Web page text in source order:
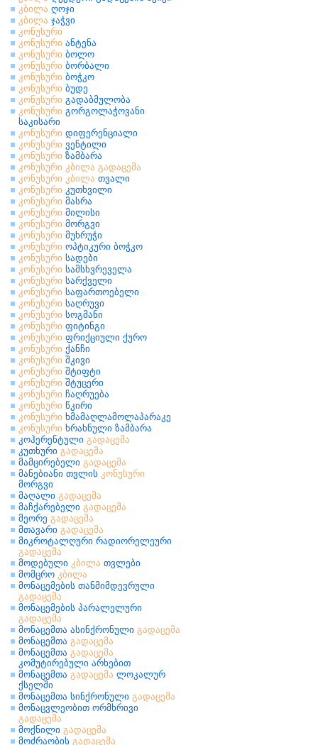
კბილა ღოჯი
კბილა ჯაჭვი
კონუსური
კონუსური ანტენა
კონუსური ბოლო
კონუსური ბორბალი
კონუსური ბოჭკო
კონუსური ბუდე
კონუსური გადაბმულობა
კონუსური გორგოლაჭოვანი
საკისარი
კონუსური დიფერენციალი
კონუსური ვენტილი
კონუსური ზამბარა
კონუსური კბილა გადაცემა
კონუსური კბილა თვალი
კონუსური კუთხვილი
კონუსური მასრა
კონუსური მილისი
კონუსური მორგვი
კონუსური მუხრუჭი
კონუსური ოპტიკური ბოჭკო
კონუსური სადები
კონუსური სამსხვრეველა
კონუსური სარქველი
კონუსური საფართოებელი
კონუსური საღრუვი
კონუსური სოგმანი
კონუსური ფიტინგი
კონუსური ფრიქციული ქურო
კონუსური ქანჩი
კონუსური შკივი
კონუსური შტიფტი
კონუსური შტუცერი
კონუსური ჩაღრუება
კონუსური წკირი
კონუსური ხმამაღლამოლაპარაკე
კონუსური ხრახნული ზამბარა
კოჰერენტული გადაცემა
კუთხური გადაცემა
მამცირებელი გადაცემა
მანებიანი თვლის კონუსური
მორგვი
მაღალი გადაცემა
მაჩქარებელი გადაცემა
მეორე გადაცემა
მთავარი გადაცემა
მიკროტალღური რადიორელეური
გადაცემა
მოდებული კბილა თვლები
მომცრო კბილა
მონაცემების თანმიმდევრული
გადაცემა
მონაცემების პარალელური
გადაცემა
მონაცემთა ასინქრონული გადაცემა
მონაცემთა გადაცემა
მონაცემთა გადაცემა
კომუტირებული არხებით
მონაცემთა გადაცემა ლოკალურ
ქსელში
მონაცემთა სინქრონული გადაცემა
მონაცვლეობით ორმხრივი
გადაცემა
მოქნილი გადაცემა
მოძრაობის გადაცემა